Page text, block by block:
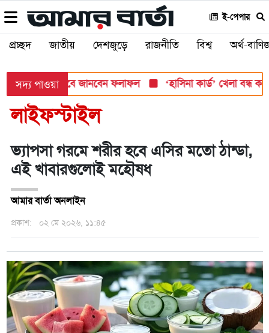
ই-পেপার
প্রচ্ছদ জাতীয় দেশজুড়ে রাজনীতি বিশ্ব অর্থ-
সদ্য পাওয়াযেভাবে জানবেন ফলাফল ‘হাসিনা কার্ড’ খেলা বন্ধ করতে
লাইফস্টাইল
ভ্যাপসা গরমে শরীর হবে এসির মতো ঠান্ডা,
এই খাবারগুলোই মহৌষধ
আমার বার্তা অনলাইন
প্রকাশ: ০২ মে ২০২৬, ১১:৪৫